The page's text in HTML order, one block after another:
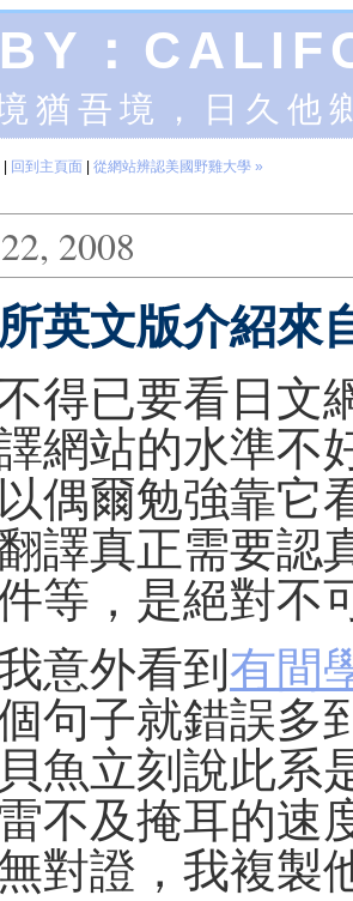
：
猶吾境，日久
回到主頁面 從網站辨認美國野雞大學 »
2008
英文版介紹來
得已要看日文
網站的水準不
偶爾勉強靠它
譯真正需要認
等，是絕對不
意外看到有間
句子就錯誤多
魚立刻說此系
不及掩耳的速
對證，我複製